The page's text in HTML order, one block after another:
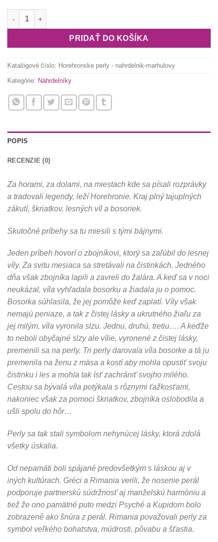
množstvo Horehronské perly | pôvabný perlový náhrdelník vo
PRIDAŤ DO KOŠÍKA
Katalógové číslo: Horehronske perly - nahrdelnik-marhulovy
Kategórie: Náhrdelníky
POPIS
RECENZIE (0)
Za horami, za dolami, na miestach kde sa písali rozprávky
a tradovali legendy, leží Horehronie. Kraj plný tajuplných
zákutí, škriatkov, lesných víl a bosoriek.
Skutočné príbehy sa tu miesili s tými bájnymi.
Jeden príbeh hovorí o zbojníkovi, ktorý sa zaľúbil do lesnej
víly.Za svitu mesiaca sa stretávali na čistinkách. Jedného
dňa však zbojníka lapili a zavreli do žalára. A keď sa v noci
neukázal, víla vyhľadala bosorku a žiadala ju o pomoc.
Bosorka súhlasila, že jej pomôže keď zaplatí. Víly však
nemajú peniaze, a tak z čistej lásky a ukrutného žiaľu za
jej milým, víla vyronila slzu. Jednu, druhú, tretiu…. A keďže
to neboli obyčajné slzy ale vílie, vyronené z čistej lásky,
premenili sa na perly. Tri perly darovala víla bosorke a tá ju
premenila na ženu z mäsa a kostí aby mohla opustiť svoju
čistinku i les a mohla tak ísť zachrániť svojho milého.
Cestou sa bývalá víla potýkala s rôznymi ťažkosťami,
nakoniec však za pomoci škriatkov, zbojníka oslobodila a
ušli spolu do hôr…
Perly sa tak stali symbolom nehynúcej lásky, ktorá zdolá
všetky úskalia.
Od nepamäti boli spájané predovšetkým s láskou aj v
iných kultúrach. Gréci a Rimania verili, že nosenie perál
podporuje partnerskú súdržnosť aj manželskú harmóniu a
tiež že ono pamätné puto medzi Psyché a Kupidom bolo
zobrazené ako šnúra z perál. Rimania považovali perly za
symbol veľkého bohatstva, múdrosti, pôvabu a šťastia.